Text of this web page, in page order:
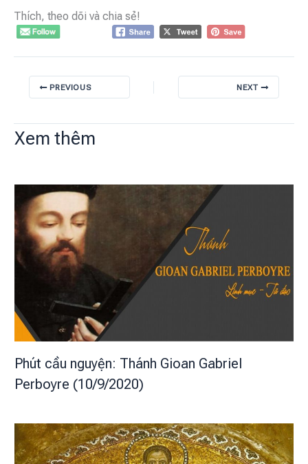
Thích, theo dõi và chia sẻ!
PREVIOUS NEXT
Xem thêm
Phút cầu nguyện: Thánh Gioan Gabriel
Perboyre (10/9/2020)